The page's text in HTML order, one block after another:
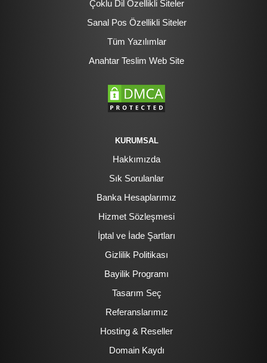
Çoklu Dil Özellikli Siteler
Sanal Pos Özellikli Siteler
Tüm Yazılımlar
Anahtar Teslim Web Site
KURUMSAL
Hakkımızda
Sık Sorulanlar
Banka Hesaplarımız
Hizmet Sözleşmesi
İptal ve İade Şartları
Gizlilik Politikası
Bayilik Programı
Tasarım Seç
Referanslarımız
Hosting & Reseller
Domain Kaydı